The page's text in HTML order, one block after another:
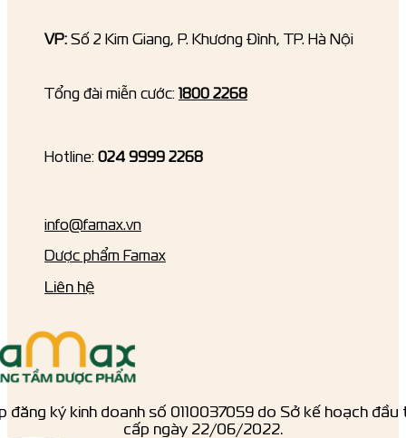
đăng ký kinh doanh số ‎0110037059 do Sở kế hoạch đầu
cấp ngày 22/06/2022.
VP: Số 2 Kim Giang, P. Khương Đình, TP. Hà Nội
Tổng đài miễn cước: 1800 2268
Hotline: 024 9999 2268
info@famax.vn
Dược phẩm Famax
Liên hệ